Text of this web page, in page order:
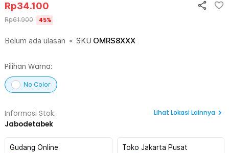
Belum ada ulasan • SKU OMRS8XXX
Rp34.100
Rp61.900 45%
Pilihan Warna:
No Color
Informasi Stok:
Jabodetabek
Lihat Lokasi Lainnya
Gudang Online Toko Jakarta Pusat